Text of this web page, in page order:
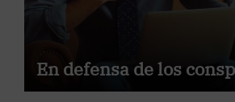
En defensa de los